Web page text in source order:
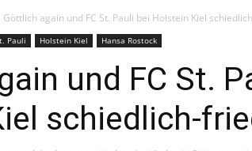
Göttlich again und FC St. Pauli bei Holstein Kiel
Pauli Holstein Kiel Hansa Rostock
und FC St.
schiedlich-